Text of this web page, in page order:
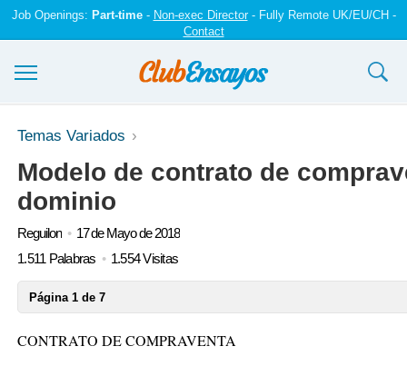
Job Openings: Part-time- Non-exec Director- Fully Remote UK/EU/CH -
Contact
Ensayos y trabajos
Registrarse
Iniciar sesión
Temas Variados
Modelo de contrato de
dominio
Reguilon
17 de Mayo de 2018
1.511 Palabras
1.554 Visitas
Página 1 de 7
CONTRATO DE COMPRAVENTA